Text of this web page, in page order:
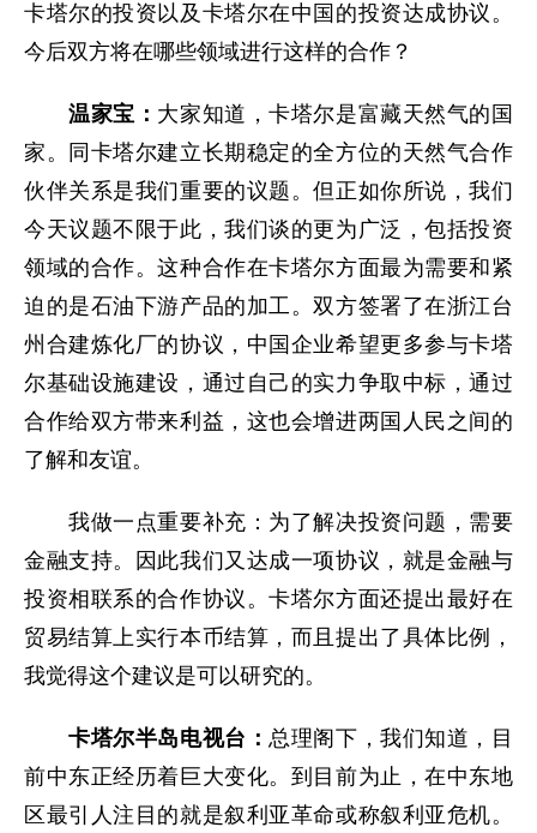
卡塔尔的投资以及卡塔尔在中国的投资达成协议。
今后双方将在哪些领域进行这样的合作？
温家宝： 大家知道，卡塔尔是富藏天然气的国
家。同卡塔尔建立长期稳定的全方位的天然气合作
伙伴关系是我们重要的议题。但正如你所说，我们
今天议题不限于此，我们谈的更为广泛，包括投资
领域的合作。这种合作在卡塔尔方面最为需要和紧
迫的是石油下游产品的加工。双方签署了在浙江台
州合建炼化厂的协议，中国企业希望更多参与卡塔
尔基础设施建设，通过自己的实力争取中标，通过
合作给双方带来利益，这也会增进两国人民之间的
了解和友谊。
我做一点重要补充：为了解决投资问题，需要
金融支持。因此我们又达成一项协议，就是金融与
投资相联系的合作协议。卡塔尔方面还提出最好在
贸易结算上实行本币结算，而且提出了具体比例，
我觉得这个建议是可以研究的。
卡塔尔半岛电视台：总理阁下，我们知道，目
前中东正经历着巨大变化。到目前为止，在中东地
区最引人注目的就是叙利亚革命或称叙利亚危机。